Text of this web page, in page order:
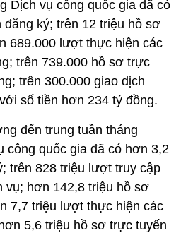
Dịch vụ công quốc gia đã có
đăng ký; trên 12 triệu hồ sơ
689.000 lượt thực hiện các
trên 739.000 hồ sơ trực
trên 300.000 giao dịch
số tiền hơn 234 tỷ đồng.
đến trung tuần tháng
công quốc gia đã có hơn 3,2
trên 828 triệu lượt truy cập
vụ; hơn 142,8 triệu hồ sơ
7,7 triệu lượt thực hiện các
5,6 triệu hồ sơ trực tuyến